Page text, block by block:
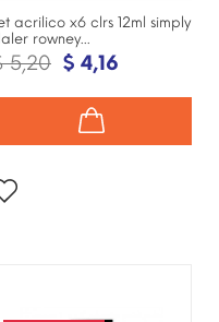
acrilico x6 clrs 12ml simply
rowney...
5,20 $ 4,16